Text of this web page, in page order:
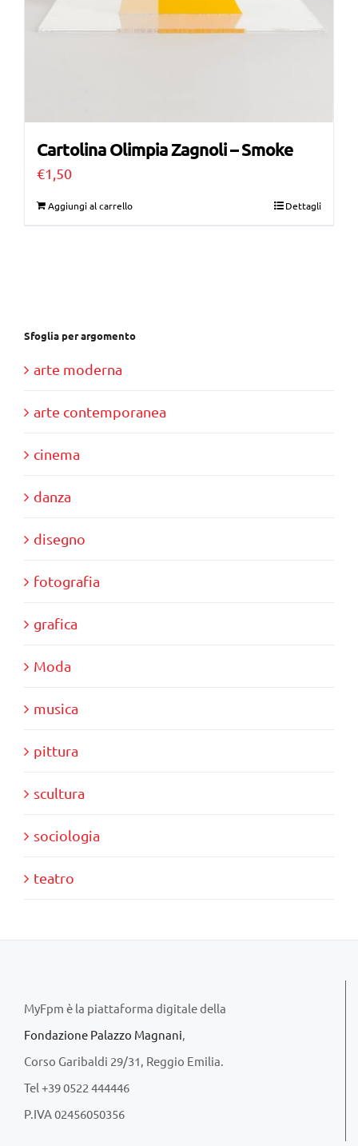
Cartolina Olimpia Zagnoli – Smoke
€1,50
Aggiungi al carrello Dettagli
Sfoglia per argomento
arte moderna
arte contemporanea
cinema
danza
disegno
fotografia
grafica
Moda
musica
pittura
scultura
sociologia
teatro
MyFpm è la piattaforma digitale della
Fondazione Palazzo Magnani,
Corso Garibaldi 29/31, Reggio Emilia.
Tel +39 0522 444446
P.IVA 02456050356